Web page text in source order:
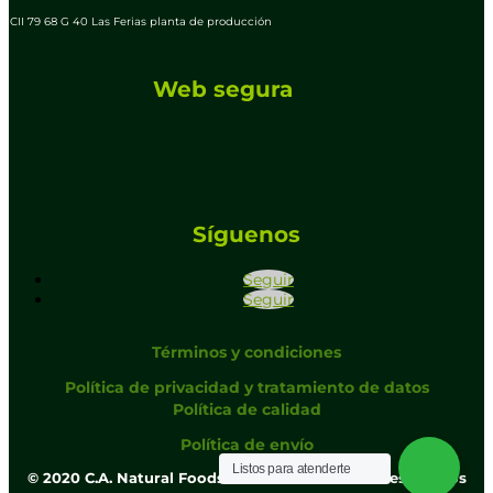
CII 79 68 G 40 Las Ferias planta de producción
Web segura
Síguenos
Seguir
Seguir
Términos y condiciones
Política de privacidad y tratamiento de datos
Política de calidad
Política de envío
© 2020 C.A. Natural Foods . Todos los derechos reservados
Listos para atenderte